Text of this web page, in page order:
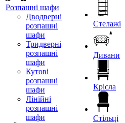
Розпашні шафи
Дводверні
розпашні
шафи
Тридверні
розпашні
шафи
Кутові
розпашні
шафи
Лінійні
розпашні
шафи
Стелажі
Дивани
Крісла
Стільці